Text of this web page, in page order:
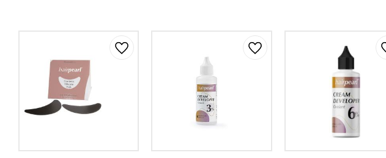
Lägg till i favoriter Lägg till i favoriter